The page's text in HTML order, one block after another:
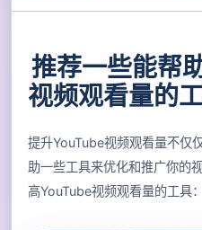
推荐一些能帮
视频观看量的
提升YouTube视频观看量不仅
助一些工具来优化和推广你的
高YouTube视频观看量的工具：